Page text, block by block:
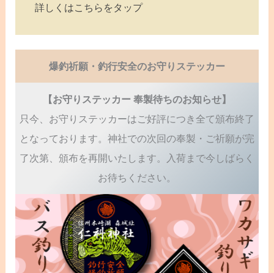
詳しくはこちらをタップ
爆釣祈願・釣行安全のお守りステッカー
【お守りステッカー 奉製待ちのお知らせ】
只今、お守りステッカーはご好評につき全て頒布終了
となっております。神社での次回の奉製・ご祈願が完
了次第、頒布を再開いたします。入荷まで今しばらく
お待ちください。